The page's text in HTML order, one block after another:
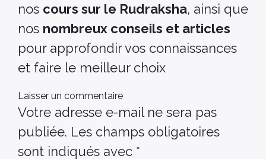
nos cours sur le Rudraksha, ainsi que
nos nombreux conseils et articles
pour approfondir vos connaissances
et faire le meilleur choix
Laisser un commentaire
Votre adresse e-mail ne sera pas
publiée. Les champs obligatoires
sont indiqués avec *